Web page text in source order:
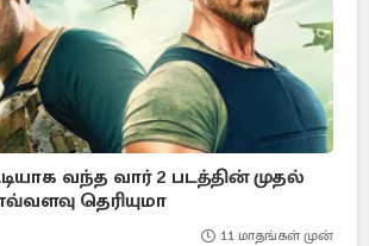
வந்த வார் 2 படத்தின் முதல்
தெரியுமா
11 மாதங்கள் முன்